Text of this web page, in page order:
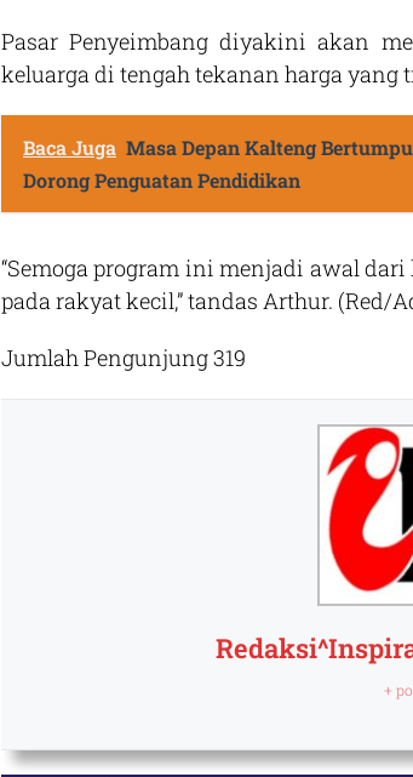
Pasar Penyeimbang diyakini akan
keluarga di tengah tekanan harga yang
Baca Juga Masa Depan Kalteng
Dorong Penguatan Pendidikan
“Semoga program ini menjadi awal
pada rakyat kecil,” tandas Arthur. (Red/
Jumlah Pengunjung319
+